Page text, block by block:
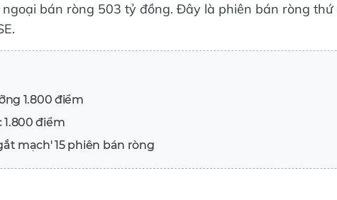
bán ròng 503 tỷ đồng. Đây là phiên bán ròng thứ
1.800 điểm
điểm
mạch' 15 phiên bán ròng